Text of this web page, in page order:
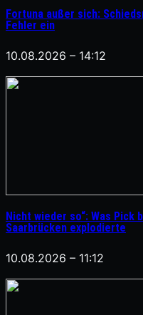
Fortuna außer sich:
Fehler ein
10.08.2026 – 14:12
Nicht wieder so“: Was Pick
Saarbrücken explodierte
10.08.2026 – 11:12